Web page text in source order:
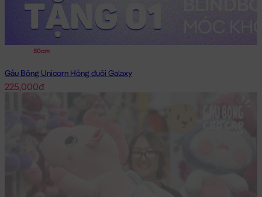
50cm
Gấu Bông Unicorn Hồng đuôi Galaxy
225,000đ